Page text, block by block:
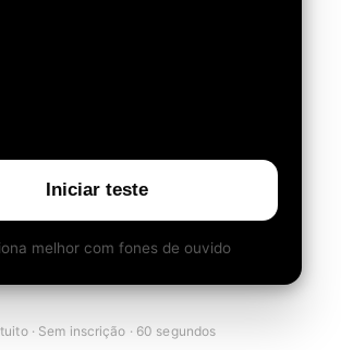
Iniciar teste
melhor com fones de ouvido
· Sem inscrição · 60 segundos